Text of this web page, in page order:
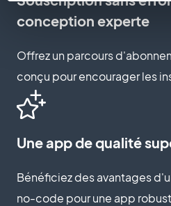
conception experte
Offrez un parcours
conçu pour encourager les
Une app de qualité
Bénéficiez des avantages
no-code pour une app